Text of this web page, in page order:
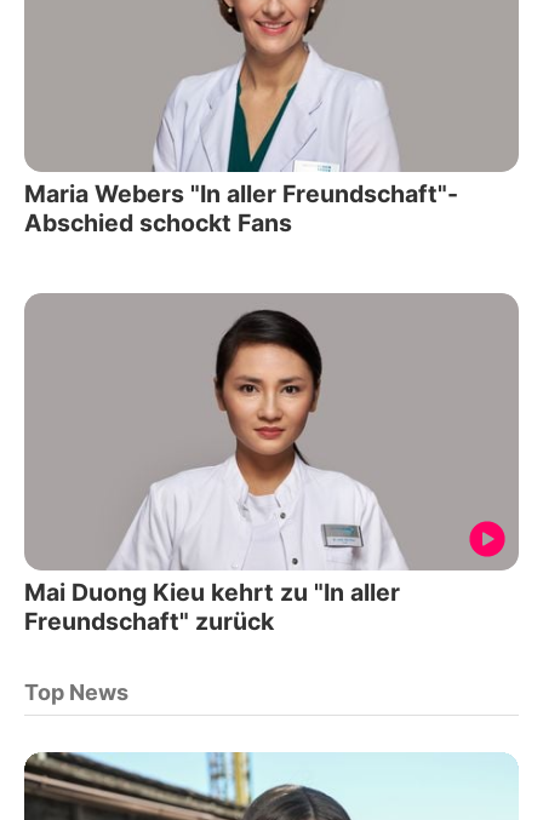
Maria Webers "In aller Freundschaft"-
Abschied schockt Fans
Mai Duong Kieu kehrt zu "In aller
Freundschaft" zurück
Top News